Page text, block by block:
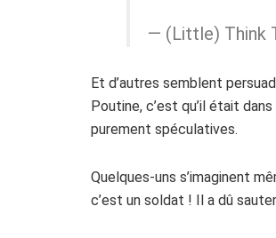
— (Little) Think
Et d’autres semblent
Poutine, c’est qu’il était
purement spéculatives.
Quelques-uns s’imaginent
c’est un soldat ! Il a dû sauter